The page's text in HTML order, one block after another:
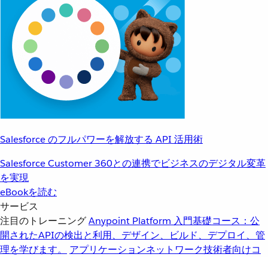
Salesforce のフルパワーを解放する API 活用術
Salesforce Customer 360との連携でビジネスのデジタル変革
を実現
eBookを読む
サービス
注目のトレーニングAnypoint Platform 入門基礎コース：公
開されたAPIの検出と利用、デザイン、ビルド、デプロイ、管
理を学びます。
アプリケーションネットワーク技術者向けコ